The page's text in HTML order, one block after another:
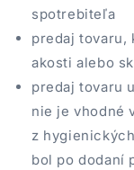
spotrebiteľa
predaj tovaru,
akosti alebo
predaj tovaru
nie je vhodné
z
bol po dodaní